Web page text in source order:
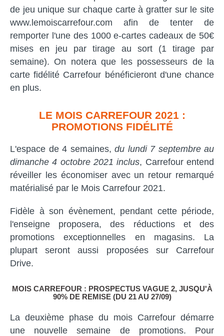
de jeu unique sur chaque carte à gratter sur le site
www.lemoiscarrefour.com afin de tenter de
remporter l'une des 1000 e-cartes cadeaux de 50€
mises en jeu par tirage au sort (1 tirage par
semaine). On notera que les possesseurs de la
carte fidélité Carrefour bénéficieront d'une chance
en plus.
LE MOIS CARREFOUR 2021 :
PROMOTIONS FIDÉLITÉ
L'espace de 4 semaines, du lundi 7 septembre au
dimanche 4 octobre 2021 inclus, Carrefour entend
réveiller les économiser avec un retour remarqué
matérialisé par le Mois Carrefour 2021.
Fidèle à son évènement, pendant cette période,
l'enseigne proposera, des réductions et des
promotions exceptionnelles en magasins. La
plupart seront aussi proposées sur Carrefour
Drive.
MOIS CARREFOUR : PROSPECTUS VAGUE 2, JUSQU'À
90% DE REMISE (DU 21 AU 27/09)
La deuxième phase du mois Carrefour démarre
une nouvelle semaine de promotions. Pour